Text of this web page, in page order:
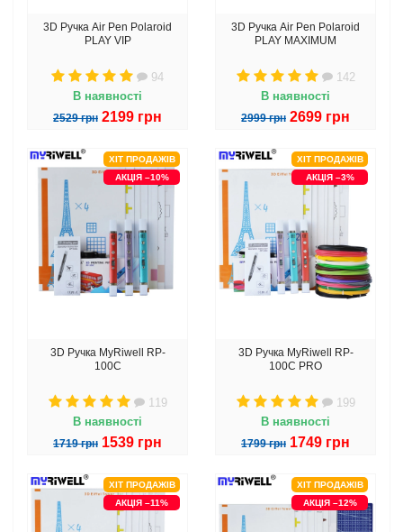
3D Ручка Air Pen Polaroid
PLAY VIP
94
В наявності
2529 грн 2199 грн
3D Ручка Air Pen Polaroid
PLAY MAXIMUM
142
В наявності
2999 грн 2699 грн
ХІТ ПРОДАЖІВ
АКЦІЯ –10%
3D Ручка MyRiwell RP-
100C
119
В наявності
1719 грн 1539 грн
ХІТ ПРОДАЖІВ
АКЦІЯ –3%
3D Ручка MyRiwell RP-
100C PRO
199
В наявності
1799 грн 1749 грн
ХІТ ПРОДАЖІВ
АКЦІЯ –11%
ХІТ ПРОДАЖІВ
АКЦІЯ –12%